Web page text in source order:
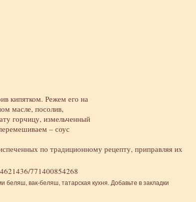
кипятком. Режем его на
масле, посолив,
горчицу, измельченный
– соус
по традиционному рецепту, приправляя их
771400854268
беляш, вак-беляш, татарская кухня. Добавьте в закладки